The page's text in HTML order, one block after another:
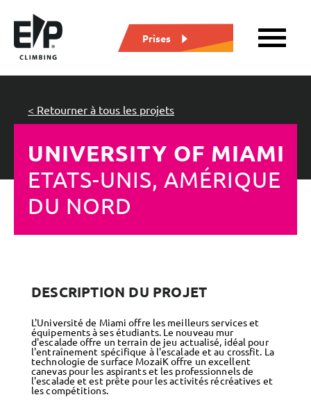
Prises
UNIVERSITY OF MIAMI
ETATS-UNIS, AMÉRIQUE
DU NORD
< Retourner à tous les projets
DESCRIPTION DU PROJET
L'Université de Miami offre les meilleurs services et
équipements à ses étudiants. Le nouveau mur
d'escalade offre un terrain de jeu actualisé, idéal pour
l'entraînement spécifique à l'escalade et au crossfit. La
technologie de surface MozaiK offre un excellent
canevas pour les aspirants et les professionnels de
l'escalade et est prête pour les activités récréatives et
les compétitions.